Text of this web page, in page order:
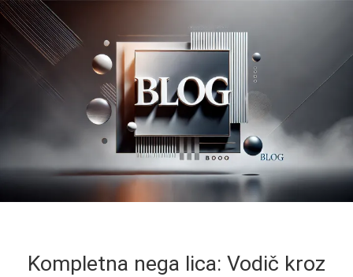
Kompletna nega lica: Vodič kroz